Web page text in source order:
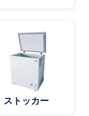
ストッカー